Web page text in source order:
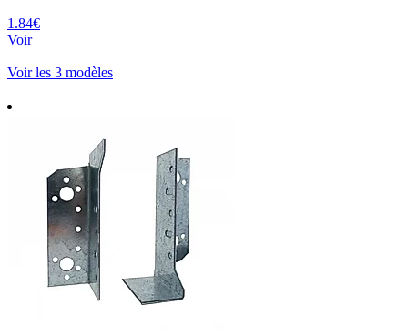
1.84€
Voir
Voir les 3 modèles